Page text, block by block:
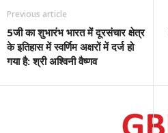
Previous article
5जी का शुभारंभ भारत में दूरसंचार क्षेत्र
के इतिहास में स्वर्णिम अक्षरों में दर्ज हो
गया है: श्री अश्विनी वैष्णव